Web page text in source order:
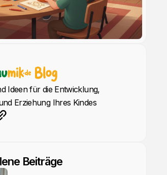
Ideen für die Entwicklung,
Erziehung Ihres Kindes
Beiträge